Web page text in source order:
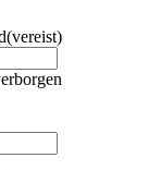
(vereist)